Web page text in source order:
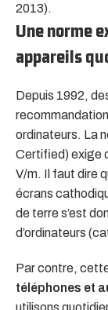
2013).
Une norme
appareils
Depuis 1992,
ordinateurs. La
Certified) exige
V/m. Il faut dire
écrans
de terre s’est
d’ordinateurs
Par contre,
téléphones et